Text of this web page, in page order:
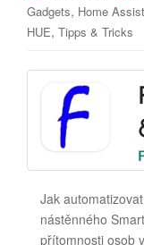
Gadgets, Home
HUE, Tipps & Tricks
Jak
nástěnného
přítomnosti osob